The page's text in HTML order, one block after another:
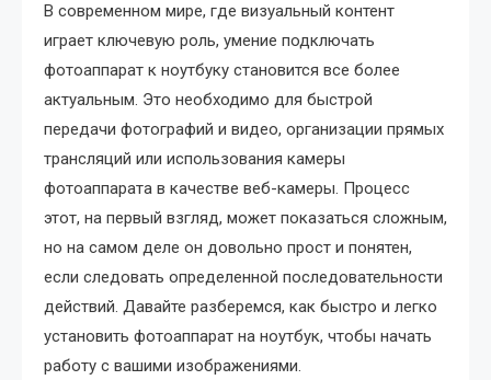
В современном мире, где визуальный контент
играет ключевую роль, умение подключать
фотоаппарат к ноутбуку становится все более
актуальным. Это необходимо для быстрой
передачи фотографий и видео, организации прямых
трансляций или использования камеры
фотоаппарата в качестве веб-камеры. Процесс
этот, на первый взгляд, может показаться сложным,
но на самом деле он довольно прост и понятен,
если следовать определенной последовательности
действий. Давайте разберемся, как быстро и легко
установить фотоаппарат на ноутбук, чтобы начать
работу с вашими изображениями.